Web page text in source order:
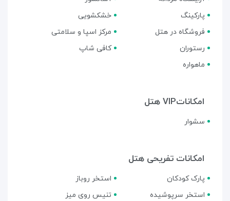
پارکینگ
خشکشویی
فروشگاه در هتل
مرکز اسپا و سلامتی
رستوران
کافی شاپ
ماهواره
امکاناتVIP هتل
سشوار
امکانات تفریحی هتل
پارک کودکان
استخر روباز
استخر سرپوشیده
تنیس روی میز